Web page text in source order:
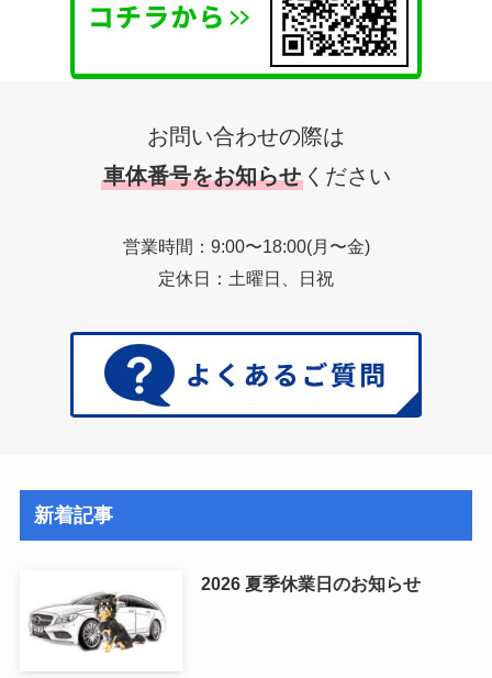
お問い合わせの際は
車体番号をお知らせ ください
営業時間：9:00〜18:00(月〜金)
定休日：土曜日、日祝
新着記事
2026 夏季休業日のお知らせ